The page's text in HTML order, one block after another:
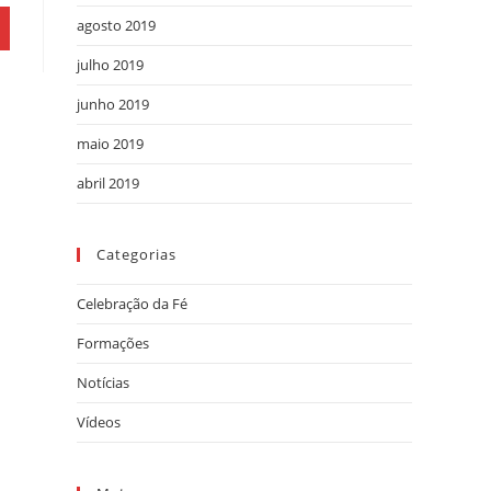
agosto 2019
julho 2019
junho 2019
maio 2019
abril 2019
Categorias
Celebração da Fé
Formações
Notícias
Vídeos